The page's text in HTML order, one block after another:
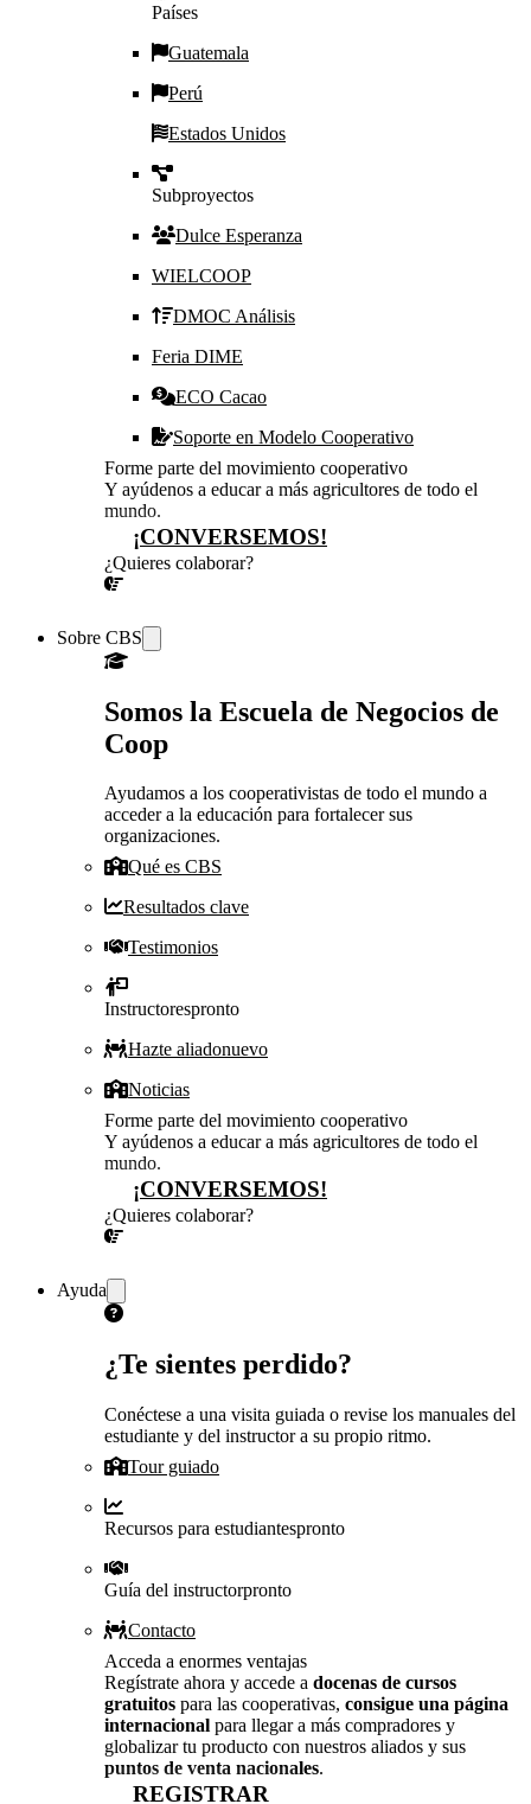
Países
Guatemala
Perú
Estados Unidos
Subproyectos
Dulce Esperanza
WIELCOOP
DMOC Análisis
Feria DIME
ECO Cacao
Soporte en Modelo Cooperativo
Forme parte del movimiento cooperativo
Y ayúdenos a educar a más agricultores de todo el
mundo.
¡CONVERSEMOS!
¿Quieres colaborar?
Sobre CBS
Somos la Escuela de Negocios de
Coop
Ayudamos a los cooperativistas de todo el mundo a
acceder a la educación para fortalecer sus
organizaciones.
Qué es CBS
Resultados clave
Testimonios
Instructorespronto
Hazte aliadonuevo
Noticias
Forme parte del movimiento cooperativo
Y ayúdenos a educar a más agricultores de todo el
mundo.
¡CONVERSEMOS!
¿Quieres colaborar?
Ayuda
¿Te sientes perdido?
Conéctese a una visita guiada o revise los manuales del
estudiante y del instructor a su propio ritmo.
Tour guiado
Recursos para estudiantespronto
Guía del instructorpronto
Contacto
Acceda a enormes ventajas
Regístrate ahora y accede a docenas de cursos
gratuitos para las cooperativas, consigue una página
internacional para llegar a más compradores y
globalizar tu producto con nuestros aliados y sus
puntos de venta nacionales.
REGISTRAR